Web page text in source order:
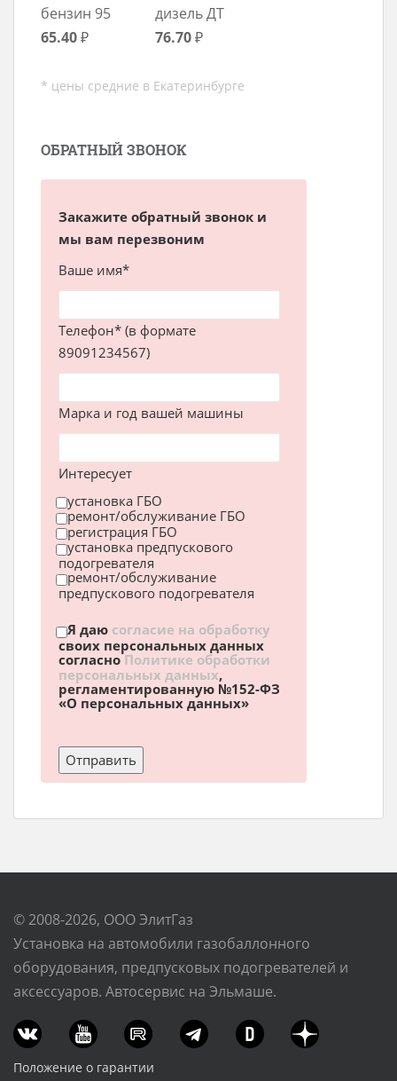
бензин 95
65.40₽
дизель ДТ
76.70₽
* цены средние в Екатеринбурге
ОБРАТНЫЙ ЗВОНОК
Закажите обратный звонок и
мы вам перезвоним
Ваше имя*
Телефон* (в формате
89091234567)
Марка и год вашей машины
Интересует
установка ГБО
ремонт/обслуживание ГБО
регистрация ГБО
установка предпускового
подогревателя
ремонт/обслуживание
предпускового подогревателя
Я даю согласие на обработку
своих персональных данных
согласноПолитике обработки
персональных данных,
регламентированную №152-ФЗ
«О персональных данных»
© 2008-2026, ООО ЭлитГаз
Установка на автомобили газобаллонного
оборудования, предпусковых подогревателей и
аксессуаров. Автосервис на Эльмаше.
Положение о гарантии